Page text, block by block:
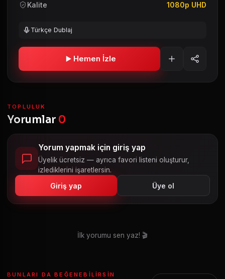
Kalite 1080p UHD
Türkçe Dublaj
Hemen İzle
TOPLULUK
Yorumlar 0
Yorum yapmak için giriş yap
Üyelik ücretsiz — ayrıca favori listeni oluşturur,
izlediklerini işaretlersin.
Giriş yap Üye ol
İlk yorumu sen yaz! 🎬
BUNLARI DA BEĞENEBILIRSIN